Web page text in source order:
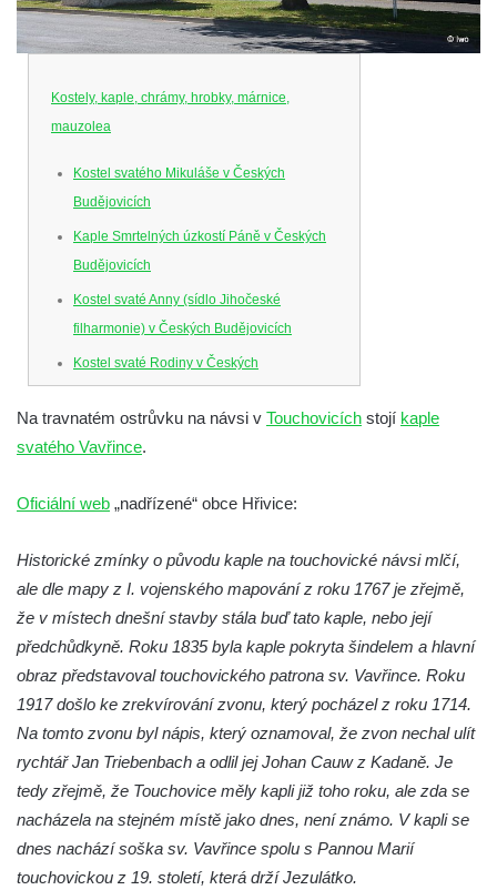
Kostely, kaple, chrámy, hrobky, márnice,
mauzolea
Kostel svatého Mikuláše v Českých
Budějovicích
Kaple Smrtelných úzkostí Páně v Českých
Budějovicích
Kostel svaté Anny (sídlo Jihočeské
filharmonie) v Českých Budějovicích
Kostel svaté Rodiny v Českých
Budějovicích
Kostel Obětování Panny Marie u kláštera
dominikánů v Českých Budějovicích
Dělnická v Kamenném Újezdě
Bývalý kostel svatých Filipa a Jakuba na
náměstí J. V. Kamarýta ve Velešíně
Kaple na hřbitově ve Velešíně
Márnice na hřbitově ve Velešíně
Poutní areál Římov
Kostel svatého Ducha v poutním areálu
Římov
Křížová cesta Římov – XXV. kaple – Boží
hrob
Na travnatém ostrůvku na návsi v Touchovicích stojí kaple
svatého Vavřince.
Oficiální web „nadřízené“ obce Hřivice:
Historické zmínky o původu kaple na touchovické návsi mlčí,
ale dle mapy z I. vojenského mapování z roku 1767 je zřejmě,
že v místech dnešní stavby stála buď tato kaple, nebo její
předchůdkyně. Roku 1835 byla kaple pokryta šindelem a hlavní
obraz představoval touchovického patrona sv. Vavřince. Roku
1917 došlo ke zrekvírování zvonu, který pocházel z roku 1714.
Na tomto zvonu byl nápis, který oznamoval, že zvon nechal ulít
rychtář Jan Triebenbach a odlil jej Johan Cauw z Kadaně. Je
tedy zřejmě, že Touchovice měly kapli již toho roku, ale zda se
nacházela na stejném místě jako dnes, není známo. V kapli se
dnes nachází soška sv. Vavřince spolu s Pannou Marií
touchovickou z 19. století, která drží Jezulátko.